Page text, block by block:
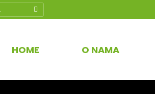
HOME O NAMA